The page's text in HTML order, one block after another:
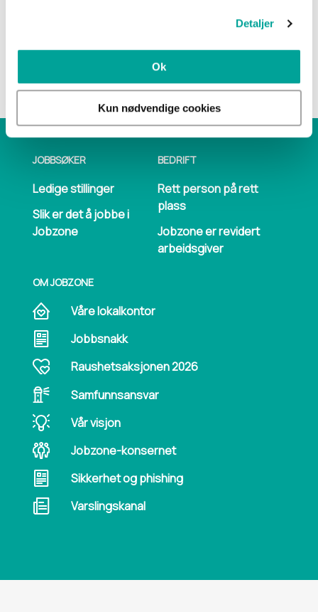
Detaljer
Ok
Kun nødvendige cookies
våre konsulenter. Jobzone Hønefoss jobber for
JOBBSØKER
Ledige stillinger
Slik er det å jobbe i
Jobzone
BEDRIFT
Rett person på rett
plass
Jobzone er revidert
arbeidsgiver
OM JOBZONE
Våre lokalkontor
Jobbsnakk
Raushetsaksjonen 2026
Samfunnsansvar
Vår visjon
Jobzone-konsernet
Sikkerhet og phishing
Varslingskanal